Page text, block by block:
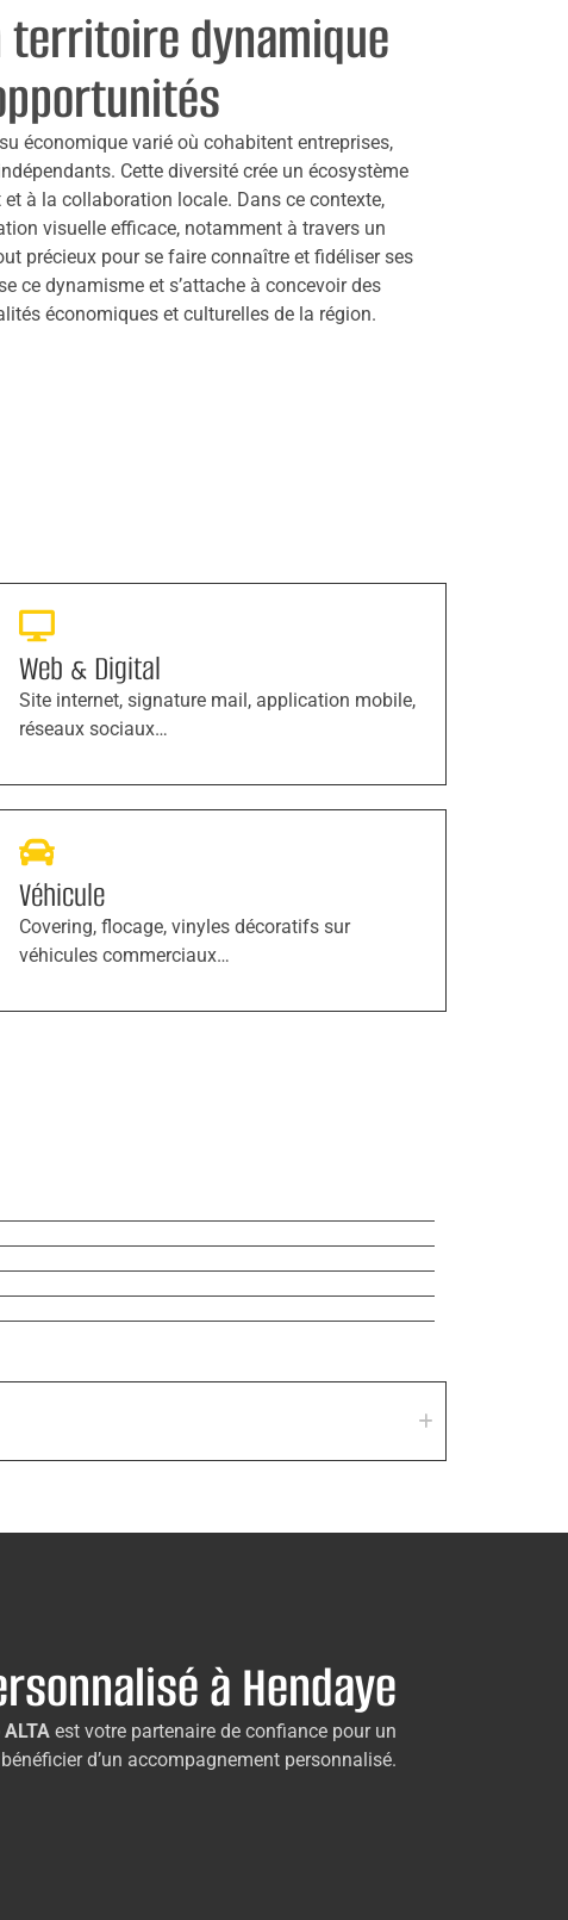
territoire dynamique
économique varié où cohabitent entreprises,
Cette diversité crée un écosystème
à la collaboration locale. Dans ce contexte,
visuelle efficace, notamment à travers un
précieux pour se faire connaître et fidéliser ses
ce dynamisme et s’attache à concevoir des
économiques et culturelles de la région.
Web & Digital
Site internet, signature mail, application mobile,
réseaux sociaux…
Véhicule
Covering, flocage, vinyles décoratifs sur
véhicules commerciaux…
à Hendaye
est votre partenaire de confiance pour un
d’un accompagnement personnalisé.